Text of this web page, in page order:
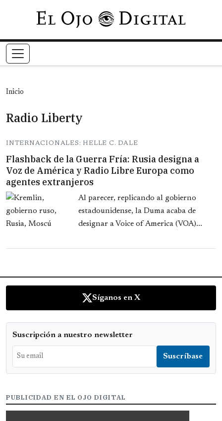
Pasar al contenido principal
Inicio
Radio Liberty
INTERNACIONALES: HELLE C. DALE
Flashback de la Guerra Fría: Rusia designa a
Voz de América y Radio Libre Europa como
agentes extranjeros
Al parecer, replicando al gobierno
estadounidense, la Duma acaba de
designar a Voice of America (VOA)...
Síganos en X
Suscripción a nuestro newsletter
PUBLICIDAD EN EL OJO DIGITAL